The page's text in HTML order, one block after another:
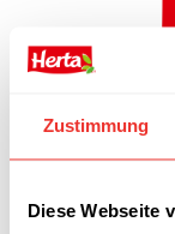
Zustimmung
Diese Webseite
Inhalt
springen